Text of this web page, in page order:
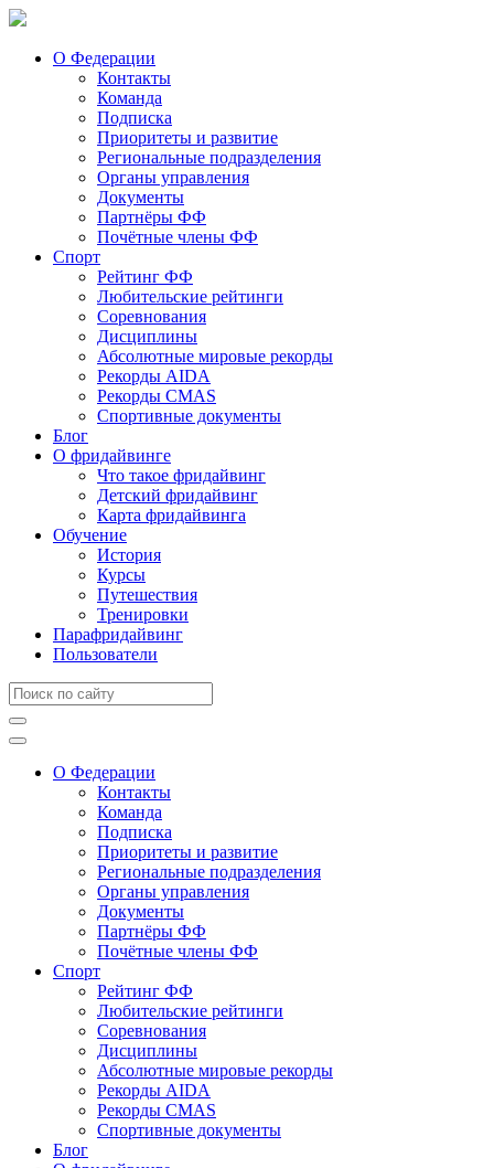
О Федерации
Контакты
Команда
Подписка
Приоритеты и развитие
Региональные подразделения
Органы управления
Документы
Партнёры ФФ
Почётные члены ФФ
Спорт
Рейтинг ФФ
Любительские рейтинги
Соревнования
Дисциплины
Абсолютные мировые рекорды
Рекорды AIDA
Рекорды CMAS
Спортивные документы
Блог
О фридайвинге
Что такое фридайвинг
Детский фридайвинг
Карта фридайвинга
Обучение
История
Курсы
Путешествия
Тренировки
Парафридайвинг
Пользователи
О Федерации
Контакты
Команда
Подписка
Приоритеты и развитие
Региональные подразделения
Органы управления
Документы
Партнёры ФФ
Почётные члены ФФ
Спорт
Рейтинг ФФ
Любительские рейтинги
Соревнования
Дисциплины
Абсолютные мировые рекорды
Рекорды AIDA
Рекорды CMAS
Спортивные документы
Блог